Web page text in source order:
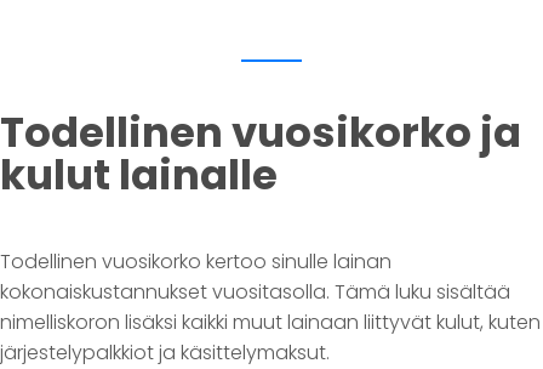
Todellinen vuosikorko ja
kulut lainalle
Todellinen vuosikorko kertoo sinulle lainan
kokonaiskustannukset vuositasolla. Tämä luku sisältää
nimelliskoron lisäksi kaikki muut lainaan liittyvät kulut, kuten
järjestelypalkkiot ja käsittelymaksut.